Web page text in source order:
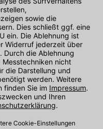
freitags von 08:00 - 17:00
151für Sie erreichbar.
nutzen.
finden Sie